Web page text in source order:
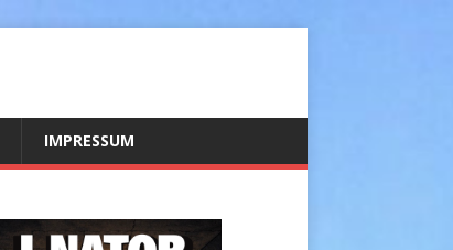
IMPRESSUM